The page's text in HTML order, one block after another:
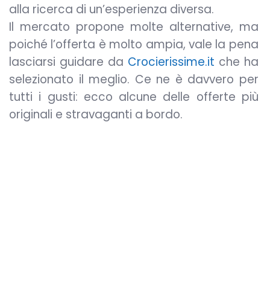
alla ricerca di un’esperienza diversa.
Il mercato propone molte alternative, ma
poiché l’offerta è molto ampia, vale la pena
lasciarsi guidare da Crocierissime.it che ha
selezionato il meglio. Ce ne è davvero per
tutti i gusti: ecco alcune delle offerte più
originali e stravaganti a bordo.